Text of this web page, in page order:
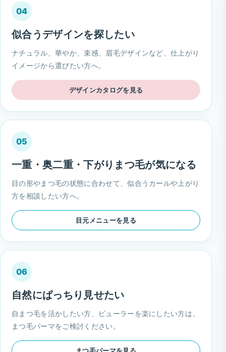
04
似合うデザインを探したい
ナチュラル、華やか、束感、眉毛デザインなど、仕上がり
イメージから選びたい方へ。
デザインカタログを見る
05
一重・奥二重・下がりまつ毛が気になる
目の形やまつ毛の状態に合わせて、似合うカールや上がり
方を相談したい方へ。
目元メニューを見る
06
自然にぱっちり見せたい
自まつ毛を活かしたい方、ビューラーを楽にしたい方は、
まつ毛パーマをご検討ください。